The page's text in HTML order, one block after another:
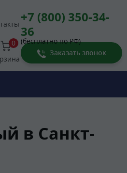
+7 (800) 350-34-
36
(бесплатно по РФ)
0
Заказать звонок
в Санкт-